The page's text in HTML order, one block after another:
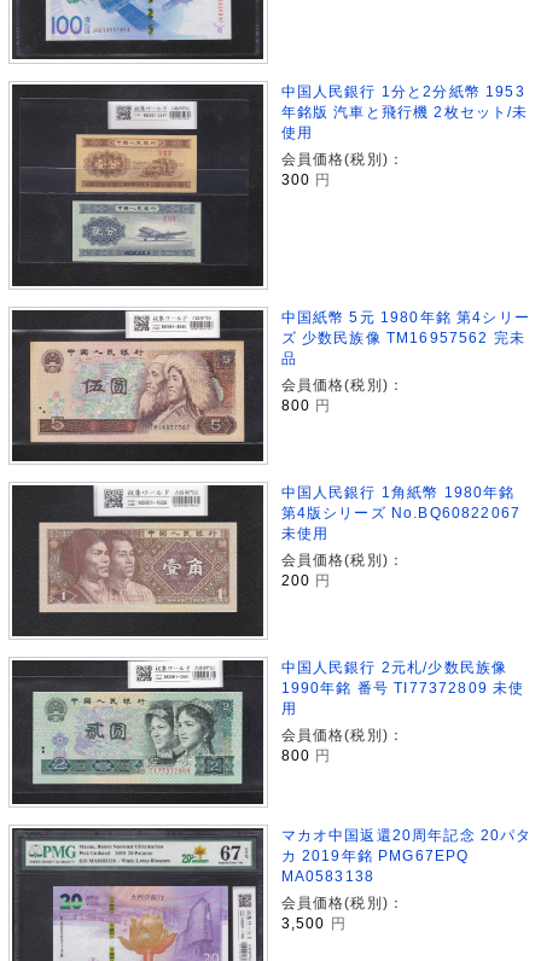
中国人民銀行 1分と2分紙幣 1953
年銘版 汽車と飛行機 2枚セット/未
使用
会員価格(税別)：
300 円
中国紙幣 5元 1980年銘 第4シリー
ズ 少数民族像 TM16957562 完未
品
会員価格(税別)：
800 円
中国人民銀行 1角紙幣 1980年銘
第4版シリーズ No.BQ60822067
未使用
会員価格(税別)：
200 円
中国人民銀行 2元札/少数民族像
1990年銘 番号 TI77372809 未使
用
会員価格(税別)：
800 円
マカオ中国返還20周年記念 20パタ
カ 2019年銘 PMG67EPQ
MA0583138
会員価格(税別)：
3,500 円